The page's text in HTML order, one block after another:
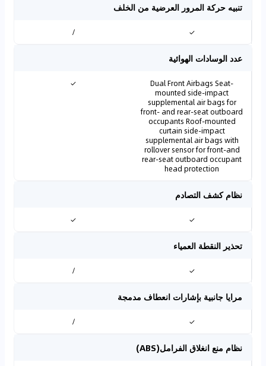
تنبيه حركة المرور العرضية من الخلف
✓
/
عدد الوسادات الهوائية
Dual Front Airbags Seat-
mounted side-impact
supplemental air bags for
front- and rear-seat outboard
occupants Roof-mounted
curtain side-impact
supplemental air bags with
rollover sensor for front-and
rear-seat outboard occupant
head protection
✓
نظام كشف التصادم
✓
✓
تحذير النقطة العمياء
✓
/
مرايا جانبية بإشارات انعطاف مدمجة
✓
/
نظام منع انغلاق الفرامل(ABS)